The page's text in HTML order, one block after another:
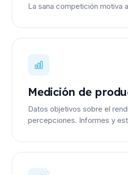
La sana competición motiva
Medición de
Datos objetivos sobre el
percepciones. Informes y